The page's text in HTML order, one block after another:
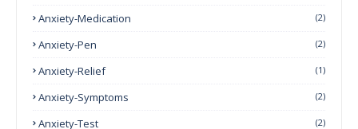
Anxiety-Medication (2)
Anxiety-Pen (2)
Anxiety-Relief (1)
Anxiety-Symptoms (2)
Anxiety-Test (2)